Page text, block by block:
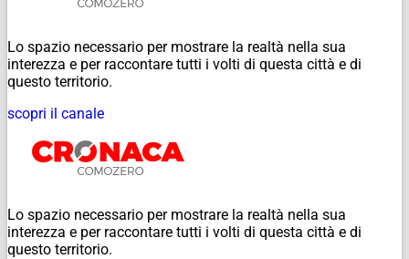
Lo spazio necessario per mostrare la realtà nella sua
interezza e per raccontare tutti i volti di questa città e di
questo territorio.
scopri il canale
Lo spazio necessario per mostrare la realtà nella sua
interezza e per raccontare tutti i volti di questa città e di
questo territorio.